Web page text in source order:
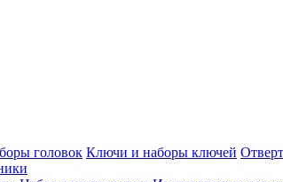
головок Ключи и наборы ключей